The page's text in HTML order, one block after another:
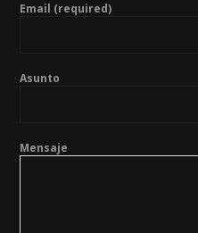
Email (required)
Asunto
Mensaje